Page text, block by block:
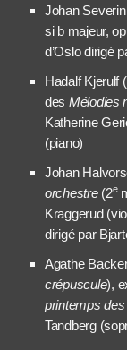
Johan
si b majeur,
d’Oslo dirigé
Hadalf Kjerulf
des Mélodies
Katherine
(piano)
Johan
orchestre(2e
Kraggerud
dirigé par
Agathe
crépuscule),
printemps
Tandberg